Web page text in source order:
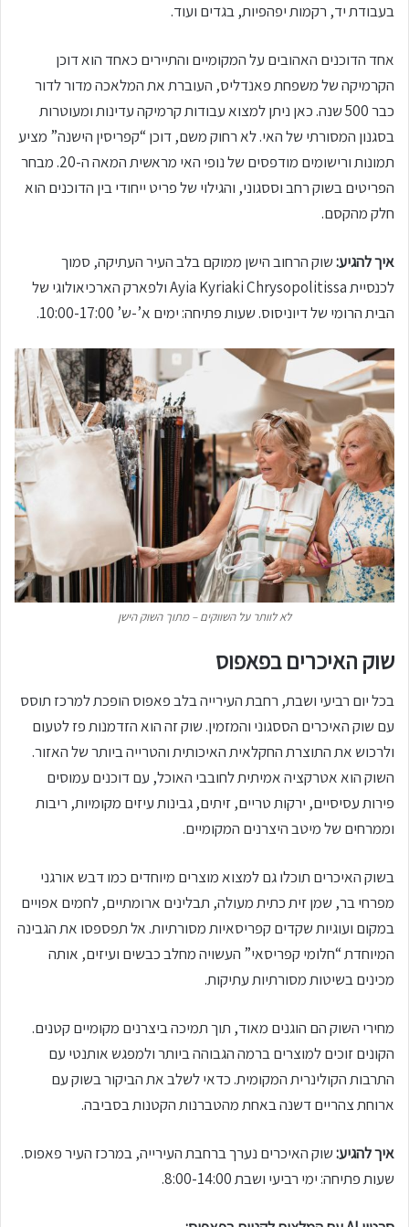
בעבודת יד, רקמות יפהפיות, בגדים ועוד.
אחד הדוכנים האהובים על המקומיים והתיירים כאחד הוא דוכן
הקרמיקה של משפחת פאנדליס, העוברת את המלאכה מדור לדור
כבר 500 שנה. כאן ניתן למצוא עבודות קרמיקה עדינות ומעוטרות
בסגנון המסורתי של האי. לא רחוק משם, דוכן “קפריסין הישנה” מציע
תמונות ורישומים מודפסים של נופי האי מראשית המאה ה-20. מבחר
הפריטים בשוק רחב וססגוני, והגילוי של פריט ייחודי בין הדוכנים הוא
חלק מהקסם.
איך להגיע:שוק הרחוב הישן ממוקם בלב העיר העתיקה, סמוך
לכנסיית Ayia Kyriaki Chrysopolitissa ולפארק הארכיאולוגי של
הבית הרומי של דיוניסוס. שעות פתיחה: ימים א’-ש’ 10:00-17:00.
לא לוותר על השווקים – מתוך השוק הישן
שוק האיכרים בפאפוס
בכל יום רביעי ושבת, רחבת העירייה בלב פאפוס הופכת למרכז תוסס
עם שוק האיכרים הססגוני והמזמין. שוק זה הוא הזדמנות פז לטעום
ולרכוש את התוצרת החקלאית האיכותית והטרייה ביותר של האזור.
השוק הוא אטרקציה אמיתית לחובבי האוכל, עם דוכנים עמוסים
פירות עסיסיים, ירקות טריים, זיתים, גבינות עיזים מקומיות, ריבות
וממרחים של מיטב היצרנים המקומיים.
בשוק האיכרים תוכלו גם למצוא מוצרים מיוחדים כמו דבש אורגני
מפרחי בר, שמן זית כתית מעולה, תבלינים ארומתיים, לחמים אפויים
במקום ועוגיות שקדים קפריסאיות מסורתיות. אל תפספסו את הגבינה
המיוחדת “חלומי קפריסאי” העשויה מחלב כבשים ועיזים, אותה
מכינים בשיטות מסורתיות עתיקות.
מחירי השוק הם הוגנים מאוד, תוך תמיכה ביצרנים מקומיים קטנים.
הקונים זוכים למוצרים ברמה הגבוהה ביותר ולמפגש אותנטי עם
התרבות הקולינרית המקומית. כדאי לשלב את הביקור בשוק עם
ארוחת צהריים דשנה באחת מהטברנות הקטנות בסביבה.
איך להגיע:שוק האיכרים נערך ברחבת העירייה, במרכז העיר פאפוס.
שעות פתיחה: ימי רביעי ושבת 8:00-14:00.